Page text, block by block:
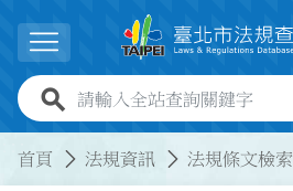
展開選單
全站查詢關鍵字欄位
首頁 法規資訊 法規條文檢索